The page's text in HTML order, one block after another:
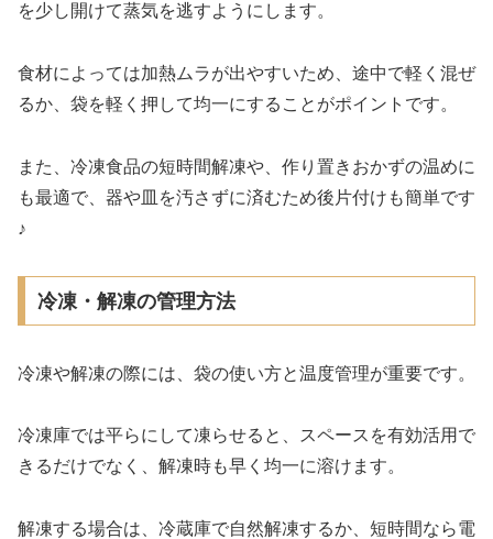
を少し開けて蒸気を逃すようにします。
食材によっては加熱ムラが出やすいため、途中で軽く混ぜ
るか、袋を軽く押して均一にすることがポイントです。
また、冷凍食品の短時間解凍や、作り置きおかずの温めに
も最適で、器や皿を汚さずに済むため後片付けも簡単です
♪
冷凍・解凍の管理方法
冷凍や解凍の際には、袋の使い方と温度管理が重要です。
冷凍庫では平らにして凍らせると、スペースを有効活用で
きるだけでなく、解凍時も早く均一に溶けます。
解凍する場合は、冷蔵庫で自然解凍するか、短時間なら電